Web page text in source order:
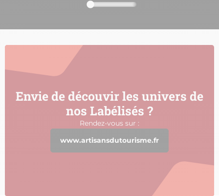
Envie de découvir les univers de
nos Labélisés ?
Rendez-vous sur :
www.artisansdutourisme.fr